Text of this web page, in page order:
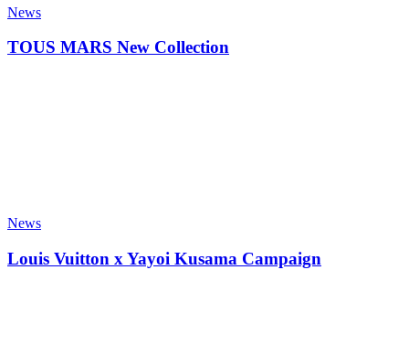
News
TOUS MARS New Collection
News
Louis Vuitton x Yayoi Kusama Campaign